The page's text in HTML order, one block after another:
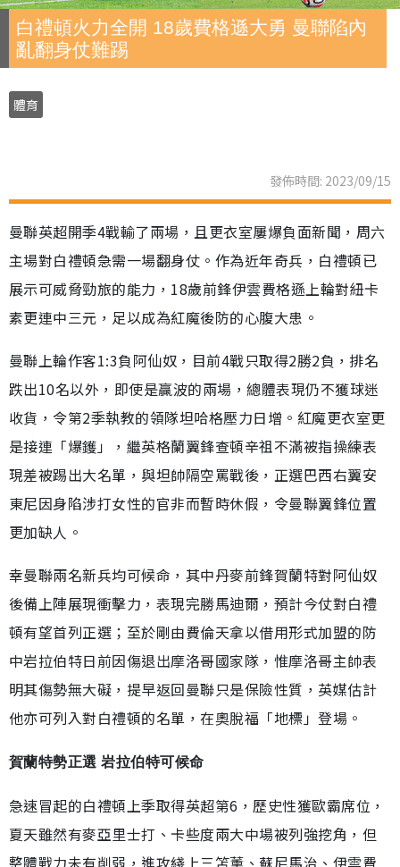
白禮頓火力全開 18歲費格遜大勇 曼聯陷內
亂翻身仗難踢
體育
發佈時間: 2023/09/15
曼聯英超開季4戰輸了兩場，且更衣室屢爆負面新聞，周六
主場對白禮頓急需一場翻身仗。作為近年奇兵，白禮頓已
展示可威脅勁旅的能力，18歲前鋒伊雲費格遜上輪對紐卡
素更連中三元，足以成為紅魔後防的心腹大患。
曼聯上輪作客1:3負阿仙奴，目前4戰只取得2勝2負，排名
跌出10名以外，即使是贏波的兩場，總體表現仍不獲球迷
收貨，令第2季執教的領隊坦哈格壓力日增。紅魔更衣室更
是接連「爆鑊」，繼英格蘭翼鋒查頓辛祖不滿被指操練表
現差被踢出大名單，與坦帥隔空罵戰後，正選巴西右翼安
東尼因身陷涉打女性的官非而暫時休假，令曼聯翼鋒位置
更加缺人。
幸曼聯兩名新兵均可候命，其中丹麥前鋒賀蘭特對阿仙奴
後備上陣展現衝擊力，表現完勝馬迪爾，預計今仗對白禮
頓有望首列正選；至於剛由費倫天拿以借用形式加盟的防
中岩拉伯特日前因傷退出摩洛哥國家隊，惟摩洛哥主帥表
明其傷勢無大礙，提早返回曼聯只是保險性質，英媒估計
他亦可列入對白禮頓的名單，在奧脫福「地標」登場。
賀蘭特勢正選 岩拉伯特可候命
急速冒起的白禮頓上季取得英超第6，歷史性獲歐霸席位，
夏天雖然有麥亞里士打、卡些度兩大中場被列強挖角，但
整體戰力未有削弱，進攻綫上三笘薰、蘇尼馬治、伊雲費